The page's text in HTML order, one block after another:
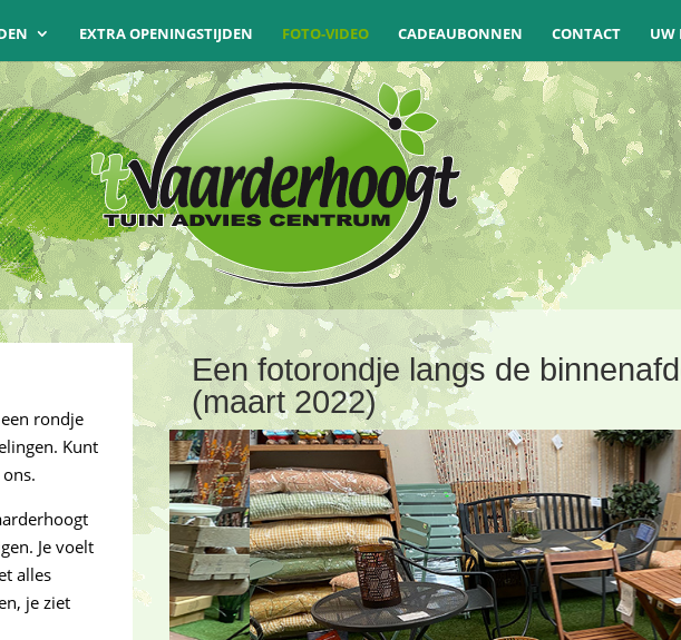
EXTRA OPENINGSTIJDEN FOTO-VIDEO CADEAUBONNEN CONTACT UW
rondje
Kunt
Je voelt
alles
je ziet
Een fotorondje langs de
(maart 2022)